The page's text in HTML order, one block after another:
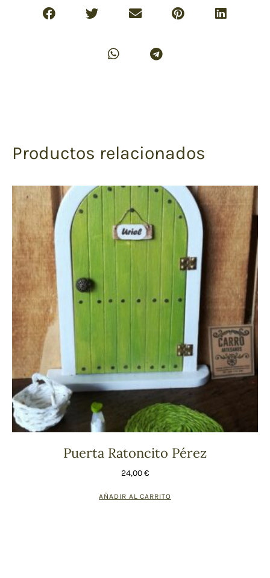
Productos relacionados
Puerta Ratoncito Pérez
24,00€
AÑADIR AL CARRITO